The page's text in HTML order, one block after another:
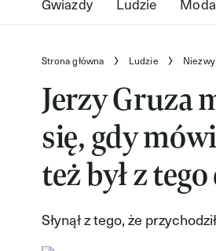
Strona główna Ludzie
Jerzy Gruza
się, gdy
też był z
Słynął z tego, że